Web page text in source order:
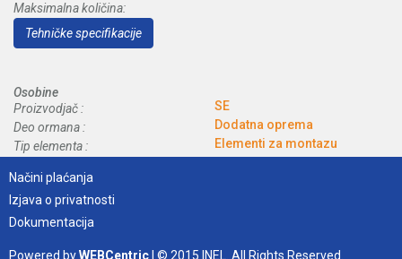
Maksimalna količina:
Tehničke specifikacije
Osobine
Proizvodjač :
SE
Deo ormana :
Dodatna oprema
Tip elementa :
Elementi za montazu
Načini plaćanja
Izjava o privatnosti
Dokumentacija
Powered byWEBCentric| © 2015 INEL. All Rights Reserved.